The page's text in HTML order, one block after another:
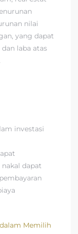
nilai
yang dapat
laba atas
investasi
dapat
Memilih